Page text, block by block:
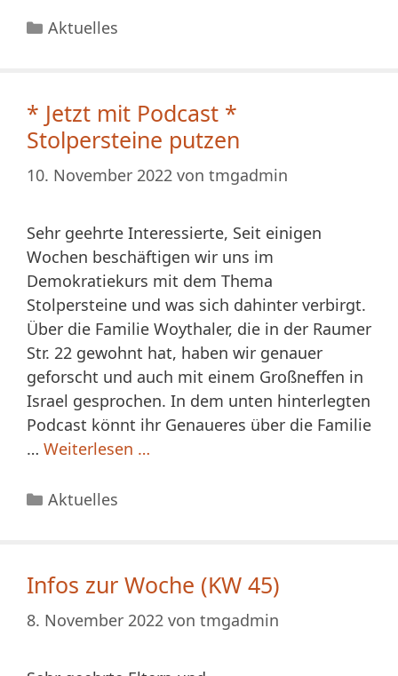
Kategorien
Aktuelles
* Jetzt mit Podcast *
Stolpersteine putzen
10. November 2022 von tmgadmin
Sehr geehrte Interessierte, Seit einigen
Wochen beschäftigen wir uns im
Demokratiekurs mit dem Thema
Stolpersteine und was sich dahinter verbirgt.
Über die Familie Woythaler, die in der Raumer
Str. 22 gewohnt hat, haben wir genauer
geforscht und auch mit einem Großneffen in
Israel gesprochen. In dem unten hinterlegten
Podcast könnt ihr Genaueres über die Familie
… Weiterlesen …
Kategorien
Aktuelles
Infos zur Woche (KW 45)
8. November 2022 von tmgadmin